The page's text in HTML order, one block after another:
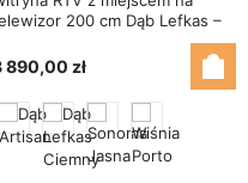
200 cm Dąb Lefkas –
890,00 zł